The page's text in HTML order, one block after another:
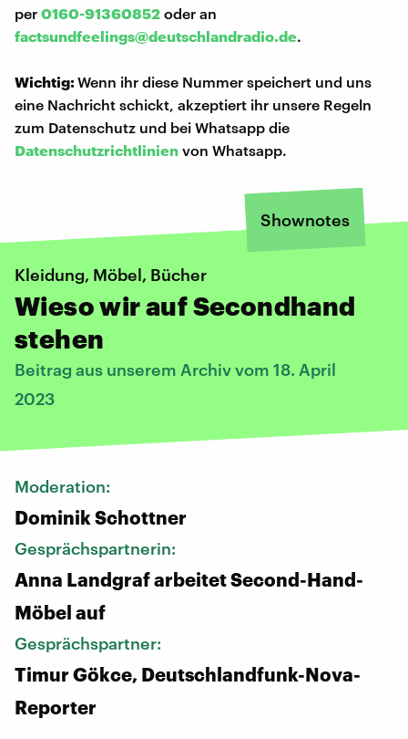
per 0160-91360852 oder an
factsundfeelings@deutschlandradio.de.
Wichtig:Wenn ihr diese Nummer speichert und uns
eine Nachricht schickt, akzeptiert ihr unsere Regeln
zum Datenschutz und bei Whatsapp die
Datenschutzrichtlinien von Whatsapp.
Shownotes
Kleidung, Möbel, Bücher
Wieso wir auf Secondhand
stehen
Beitrag aus unserem Archiv vom 18. April
2023
Moderation:
Dominik Schottner
Gesprächspartnerin:
Anna Landgraf arbeitet Second-Hand-
Möbel auf
Gesprächspartner:
Timur Gökce, Deutschlandfunk-Nova-
Reporter